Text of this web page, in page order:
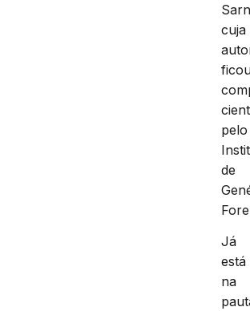
cuja
pelo
de
Já
está
na